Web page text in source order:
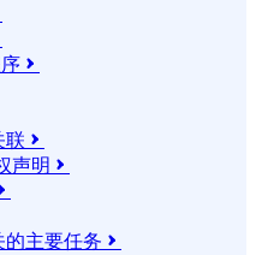

联 
声明 
主要任务 